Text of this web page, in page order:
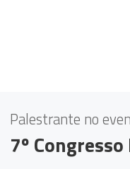
Palestrante no
7º